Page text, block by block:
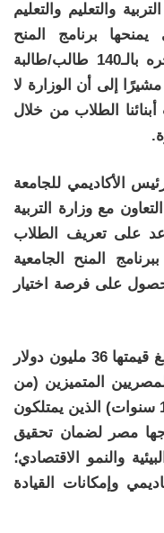
والتعليم والتعليم
برنامج المنح
الجامعية لطلاب الثانوية العامة وفخره بالـ140 طالب/طالبة
إلى أن الوزارة لا
الطلاب من خلال
الأكاديمي للجامعة
مع وزارة التربية
على تعريف الطلاب
المنح الجامعية
على فرصة اختيار
وتسهم هذه المنح الدراسية والتي تبلغ قيمتها 36 مليون دولار
الطلاب المصريين المتميزين (من
مختلف محافظات مصر على مدار 10 سنوات) الذين يمتلكون
مصر لضمان تحقيق
والنمو الاقتصادي؛
وإمكانات القيادة